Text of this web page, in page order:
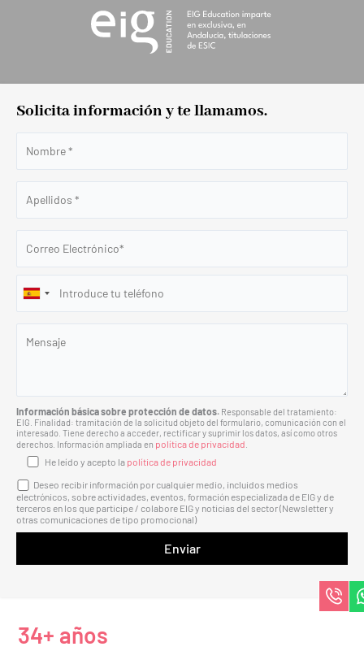
Solicita información y te llamamos.
Información básica sobre protección de datos. Responsable del tratamiento:
EIG. Finalidad: tramitación de la solicitud objeto del formulario, comunicación con el
interesado. Tiene derecho a acceder, rectificar y suprimir los datos, así como otros
derechos. Información ampliada en política de privacidad
He leído y acepto la política de privacidad
Deseo recibir información por cualquier medio, incluidos medios
electrónicos, sobre actividades, eventos, formación especializada de EIG y de
terceros en los que participe / colabore EIG y noticias del sector (Newsletter y
otras comunicaciones de tipo promocional)
34+ años